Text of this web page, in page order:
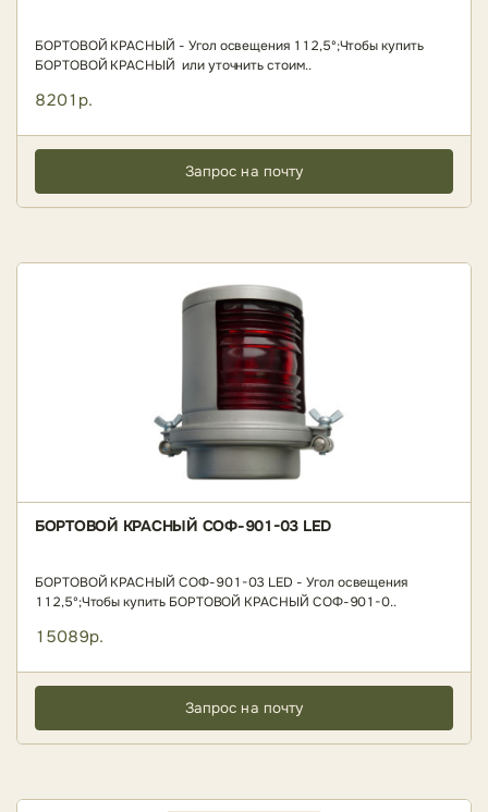
БОРТОВОЙ КРАСНЫЙ - Угол освещения 112,5º;Чтобы купить
БОРТОВОЙ КРАСНЫЙ или уточнить стоим..
8201р.
Запрос на почту
БОРТОВОЙ КРАСНЫЙ СОФ-901-03 LED
БОРТОВОЙ КРАСНЫЙ СОФ-901-03 LED - Угол освещения
112,5º;Чтобы купить БОРТОВОЙ КРАСНЫЙ СОФ-901-0..
15089р.
Запрос на почту